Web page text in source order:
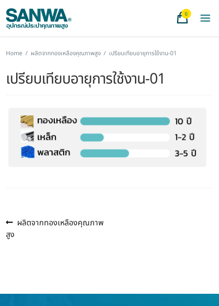
0
Home / ผลิตจากทองเหลืองคุณภาพสูง / เปรียบเทียบอายุการใช้งาน-01
เปรียบเทียบอายุการใช้งาน-01
แนะแนว
เรื่อง
Previous
ผลิตจากทองเหลืองคุณภาพ
สูง